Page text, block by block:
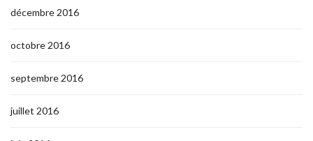
décembre 2016
octobre 2016
septembre 2016
juillet 2016